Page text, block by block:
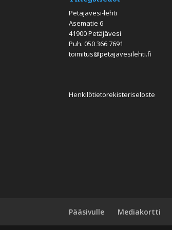
Petäjävesi-lehti
Asematie 6
41900 Petäjävesi
Puh.050 366 7691
toimitus@petajavesilehti.fi
Henkilötietorekisteriseloste
Pääsivulle Mediakortti